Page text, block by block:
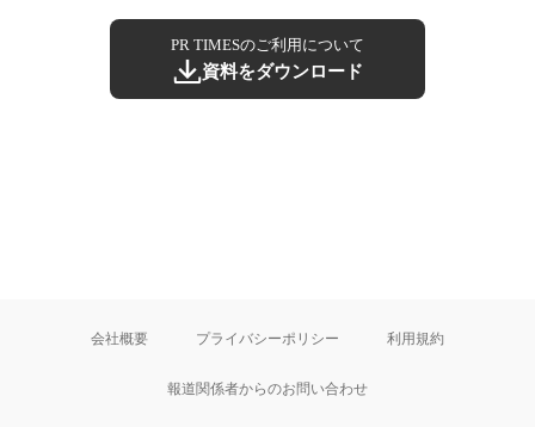
PR TIMESのご利用について
資料をダウンロード
会社概要 プライバシーポリシー 利用規約
報道関係者からのお問い合わせ